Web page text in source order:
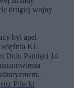
drugiej wojny
był apel
więźnia KL
Dniu Pamięci 14
Pilecki